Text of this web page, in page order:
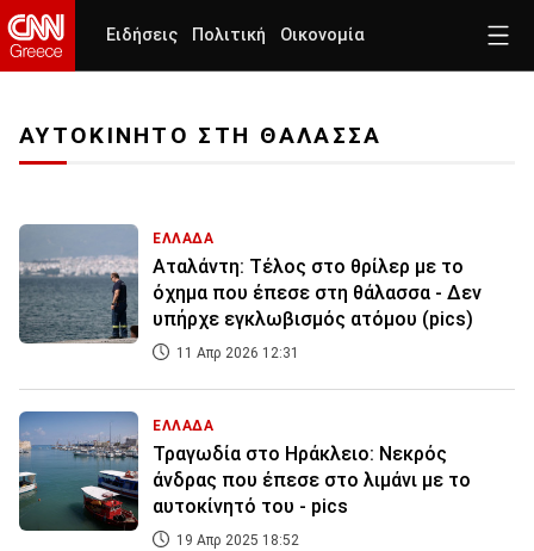
Ειδήσεις Πολιτική Οικονομία
ΑΥΤΟΚΙΝΗΤΟ ΣΤΗ ΘΑΛΑΣΣΑ
ΕΛΛΑΔΑ
Αταλάντη: Τέλος στο θρίλερ με το
όχημα που έπεσε στη θάλασσα - Δεν
υπήρχε εγκλωβισμός ατόμου (pics)
11 Απρ 2026 12:31
ΕΛΛΑΔΑ
Τραγωδία στο Ηράκλειο: Νεκρός
άνδρας που έπεσε στο λιμάνι με το
αυτοκίνητό του - pics
19 Απρ 2025 18:52